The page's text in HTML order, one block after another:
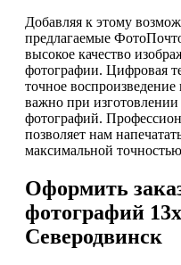
Добавляя к этому
предлагаемые
высокое качество
фотографии. Цифровая
точное
важно при
фотографий.
позволяет нам
максимальной
Оформить
фотографий
Северодвинск